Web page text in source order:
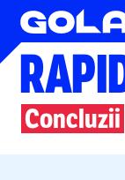
Superliga
Concluzii